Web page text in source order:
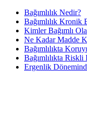
Bağımlılık Nedir?
Bağımlılık Kronik
Kimler Bağımlı
Ne Kadar Madde
Bağımlılıkta
Bağımlılıkta Riskli
Ergenlik